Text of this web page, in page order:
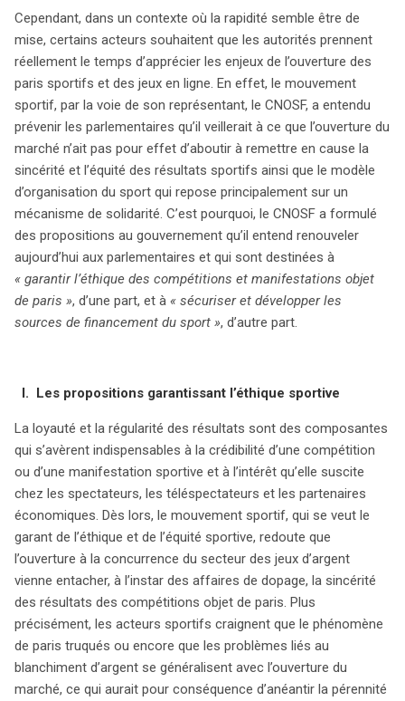
telles que les paris truqués. Deuxièmement, le CNOSF
appelle à la consolidation du droit de propriété des
organisateurs sportifs sur les paris, ce qui leur
permettrait de mieux défendre leurs intérêts et de
générer des ressources financières essentielles. Sur le
plan du financement, le CNOSF suggère que les
organisateurs puissent commercialiser les droits
d’exploitation des paris sportifs tout en maintenant un
prélèvement sur les mises, afin d’assurer des
financements publics stables pour le sport. Le projet de
loi en cours de discussion pourrait engendrer des débats
passionnés, notamment sur les modalités de
prélèvement, avec des implications significatives pour
l’avenir du financement sportif en France.
Cependant, dans un contexte où la rapidité semble être de
mise, certains acteurs souhaitent que les autorités prennent
réellement le temps d’apprécier les enjeux de l’ouverture des
paris sportifs et des jeux en ligne. En effet, le mouvement
sportif, par la voie de son représentant, le CNOSF, a entendu
prévenir les parlementaires qu’il veillerait à ce que l’ouverture du
marché n’ait pas pour effet d’aboutir à remettre en cause la
sincérité et l’équité des résultats sportifs ainsi que le modèle
d’organisation du sport qui repose principalement sur un
mécanisme de solidarité. C’est pourquoi, le CNOSF a formulé
des propositions au gouvernement qu’il entend renouveler
aujourd’hui aux parlementaires et qui sont destinées à
« garantir l’éthique des compétitions et manifestations objet
de paris », d’une part, et à « sécuriser et développer les
sources de financement du sport », d’autre part.
I. Les propositions garantissant l’éthique sportive
La loyauté et la régularité des résultats sont des composantes
qui s’avèrent indispensables à la crédibilité d’une compétition
ou d’une manifestation sportive et à l’intérêt qu’elle suscite
chez les spectateurs, les téléspectateurs et les partenaires
économiques. Dès lors, le mouvement sportif, qui se veut le
garant de l’éthique et de l’équité sportive, redoute que
l’ouverture à la concurrence du secteur des jeux d’argent
vienne entacher, à l’instar des affaires de dopage, la sincérité
des résultats des compétitions objet de paris. Plus
précisément, les acteurs sportifs craignent que le phénomène
de paris truqués ou encore que les problèmes liés au
blanchiment d’argent se généralisent avec l’ouverture du
marché, ce qui aurait pour conséquence d’anéantir la pérennité